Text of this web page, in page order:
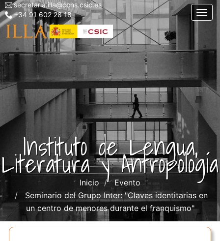
Pasar
al
contenido
Menu
top
left
secretaria.illa@cchs.csic.es
+34 91 602 28 18
Instituto de Lengua,
Literatura y Antropología
Inicio
Evento
Seminario del Grupo Inter: "Claves identitarias en
un centro de menores durante el franquismo"